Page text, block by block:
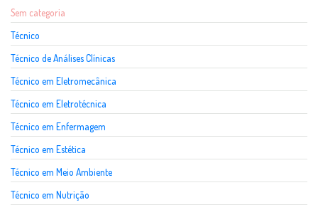
Sem categoria
Técnico
Técnico de Análises Clínicas
Técnico em Eletromecânica
Técnico em Eletrotécnica
Técnico em Enfermagem
Técnico em Estética
Técnico em Meio Ambiente
Técnico em Nutrição